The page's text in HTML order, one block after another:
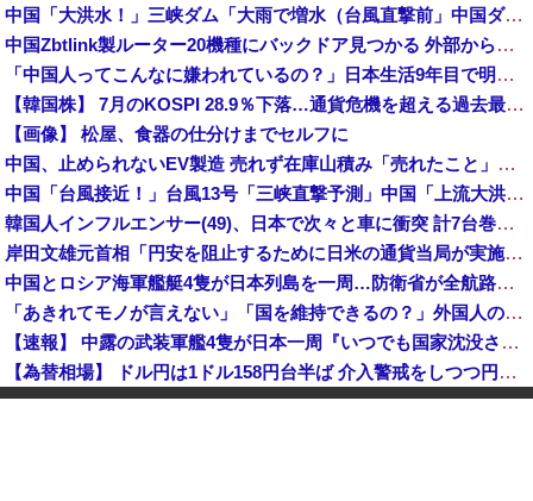
中国「大洪水！」三峡ダム「大雨で増水（台風直撃前」中国ダム「緊急放流！」中国鉄道「列車が走行中に流される」中国避難所「支援物資は有料です」謎の勢力「え」→
中国Zbtlink製ルーター20機種にバックドア見つかる 外部から完全制御のおそれ
「中国人ってこんなに嫌われているの？」日本生活9年目で明かす本心！
【韓国株】 7月のKOSPI 28.9％下落…通貨危機を超える過去最大の下げ幅
【画像】 松屋、食器の仕分けまでセルフに
中国、止められないEV製造 売れず在庫山積み「売れたこと」にして補助金を騙し取る事案を思いつきが横行
中国「台風接近！」台風13号「三峡直撃予測」中国「上流大洪水！（三峡上流」中国都市「8/5の映像（動画」三峡ダム「緊急放流（決壊危機」中国「下流大水害（震え声」→
韓国人インフルエンサー(49)、日本で次々と車に衝突 計7台巻き込み 八王子
岸田文雄元首相「円安を阻止するために日米の通貨当局が実施した為替介入は一時しのぎに過ぎない」
中国とロシア海軍艦艇4隻が日本列島を一周…防衛省が全航路を公開！
「あきれてモノが言えない」「国を維持できるの？」外国人の永住許可要件の厳格化で在日中国人の本音は？
【速報】 中露の武装軍艦4隻が日本一周『いつでも国家沈没させられるぞ』
【為替相場】 ドル円は1ドル158円台半ば 介入警戒をしつつ円売りが続行
ヨーロッパが中国製メガソーラーを締め出しｗｗｗ